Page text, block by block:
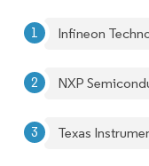
Infineon
NXP
Texas